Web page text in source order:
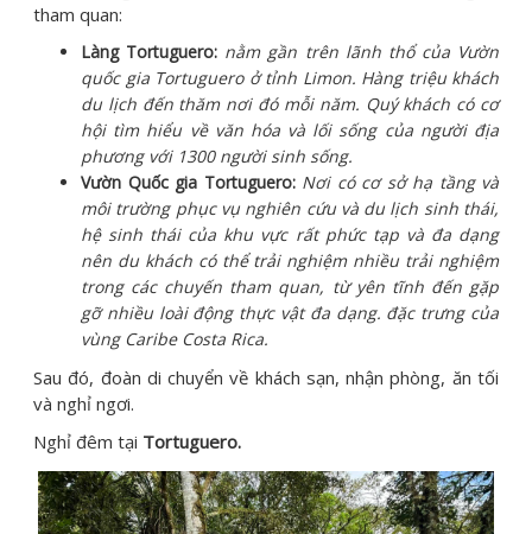
tham quan:
Làng Tortuguero: nằm gần trên lãnh thổ của Vườn
quốc gia Tortuguero ở tỉnh Limon. Hàng triệu khách
du lịch đến thăm nơi đó mỗi năm. Quý khách có cơ
hội tìm hiểu về văn hóa và lối sống của người địa
phương với 1300 người sinh sống.
Vườn Quốc gia Tortuguero:Nơi có cơ sở hạ tầng và
môi trường phục vụ nghiên cứu và du lịch sinh thái,
hệ sinh thái của khu vực rất phức tạp và đa dạng
nên du khách có thể trải nghiệm nhiều trải nghiệm
trong các chuyến tham quan, từ yên tĩnh đến gặp
gỡ nhiều loài động thực vật đa dạng. đặc trưng của
vùng Caribe Costa Rica.
Sau đó, đoàn di chuyển về khách sạn, nhận phòng, ăn tối
và nghỉ ngơi.
Nghỉ đêm tại Tortuguero.